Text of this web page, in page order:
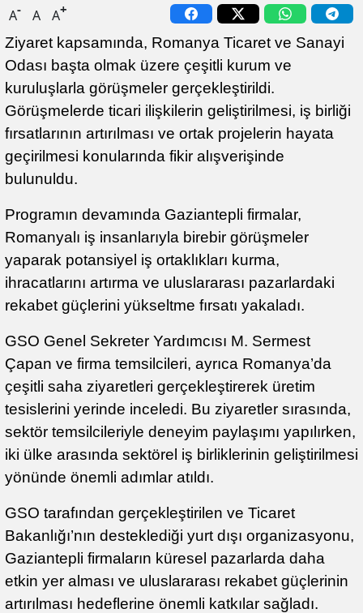
A- A A+
Ziyaret kapsamında, Romanya Ticaret ve Sanayi
Odası başta olmak üzere çeşitli kurum ve
kuruluşlarla görüşmeler gerçekleştirildi.
Görüşmelerde ticari ilişkilerin geliştirilmesi, iş birliği
fırsatlarının artırılması ve ortak projelerin hayata
geçirilmesi konularında fikir alışverişinde
bulunuldu.
Programın devamında Gaziantepli firmalar,
Romanyalı iş insanlarıyla birebir görüşmeler
yaparak potansiyel iş ortaklıkları kurma,
ihracatlarını artırma ve uluslararası pazarlardaki
rekabet güçlerini yükseltme fırsatı yakaladı.
GSO Genel Sekreter Yardımcısı M. Sermest
Çapan ve firma temsilcileri, ayrıca Romanya’da
çeşitli saha ziyaretleri gerçekleştirerek üretim
tesislerini yerinde inceledi. Bu ziyaretler sırasında,
sektör temsilcileriyle deneyim paylaşımı yapılırken,
iki ülke arasında sektörel iş birliklerinin geliştirilmesi
yönünde önemli adımlar atıldı.
GSO tarafından gerçekleştirilen ve Ticaret
Bakanlığı’nın desteklediği yurt dışı organizasyonu,
Gaziantepli firmaların küresel pazarlarda daha
etkin yer alması ve uluslararası rekabet güçlerinin
artırılması hedeflerine önemli katkılar sağladı.